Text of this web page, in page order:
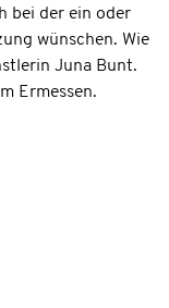
bei der ein oder
wünschen. Wie
Juna Bunt.
Ermessen.